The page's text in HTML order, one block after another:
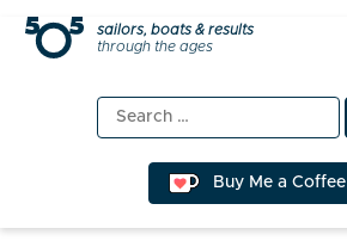
Skip
sailors, boats & results
through the ages
Search
for:
Buy Me a Coffee